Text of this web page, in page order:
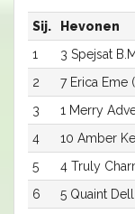
Sij. Hevonen
1
3 Spejsat
2
7 Erica Eme
3
1 Merry
4
10 Amber
5
4 Truly
6
5 Quaint Dell